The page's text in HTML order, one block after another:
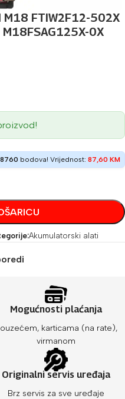
M18 FTIW2F12-502X
M18FSAG125X-0X
8760 bodova! Vrijednost: 87,60 KM
Akumulatorski alati
Mogućnosti plaćanja
karticama (na rate),
virmanom
Originalni servis uređaja
Brz servis za sve uređaje